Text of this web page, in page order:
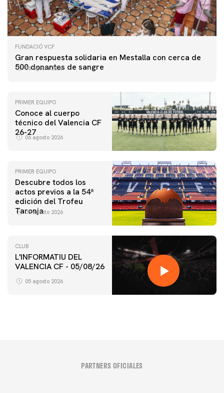
FUNDACIÓ VCF
Gran respuesta solidaria en Mestalla con cerca de
500 donantes de sangre
06 agosto 2026
PRIMER EQUIPO
Conoce al cuerpo
técnico del Valencia CF
26-27
06 agosto 2026
PRIMER EQUIPO
Descubre todos los
actos previos a la 54ª
edición del Trofeu
Taronja
06 agosto 2026
CLUB
L'INFORMATIU DEL
VALENCIA CF - 05/08/26
05 agosto 2026
PARTNERS OFICIALES